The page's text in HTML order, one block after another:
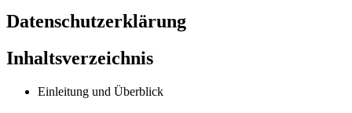
Datenschutzerklärung
Inhaltsverzeichnis
Einleitung und Überblick